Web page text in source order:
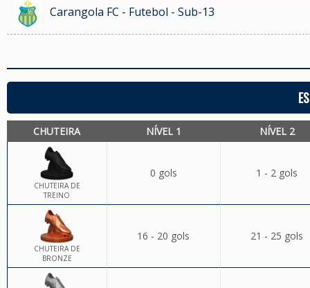
Carangola FC - Futebol - Sub-13
CHUTEIRA NÍVEL 1 NÍVEL 2
CHUTEIRA DE
TREINO
0 gols 1 - 2 gols
CHUTEIRA DE
BRONZE
16 - 20 gols 21 - 25 gols